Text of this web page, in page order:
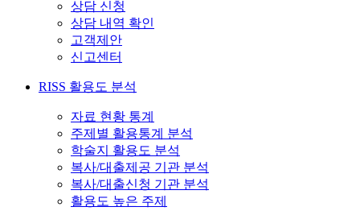
상담 신청
상담 내역 확인
고객제안
신고센터
RISS 활용도 분석
자료 현황 통계
주제별 활용통계 분석
학술지 활용도 분석
복사/대출제공 기관 분석
복사/대출신청 기관 분석
활용도 높은 주제